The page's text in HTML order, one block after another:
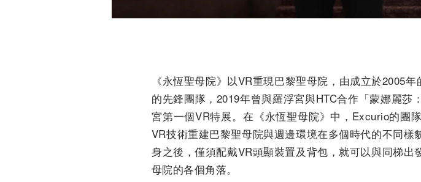
《永恆聖母院》以VR重現巴黎聖母院，由成立於2005
的先鋒團隊，2019年曾與羅浮宮與HTC合作「蒙娜麗
宮第一個VR特展。在《永恆聖母院》中，Excurio的團
VR技術重建巴黎聖母院與週邊環境在多個時代的不同
身之後，僅須配戴VR頭顯裝置及背包，就可以與同梯
母院的各個角落。